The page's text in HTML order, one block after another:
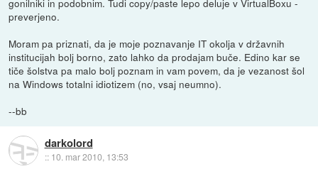
preverjeno.
Moram pa priznati, da je moje poznavanje IT okolja v državnih
institucijah bolj borno, zato lahko da prodajam buče. Edino kar se
tiče šolstva pa malo bolj poznam in vam povem, da je vezanost šol
na Windows totalni idiotizem (no, vsaj neumno).
--bb
darkolord
:: 10. mar 2010, 13:53